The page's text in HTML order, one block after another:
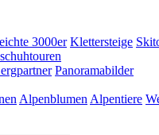
3000er Klettersteige
Panoramabilder
Alpenblumen Alpentiere